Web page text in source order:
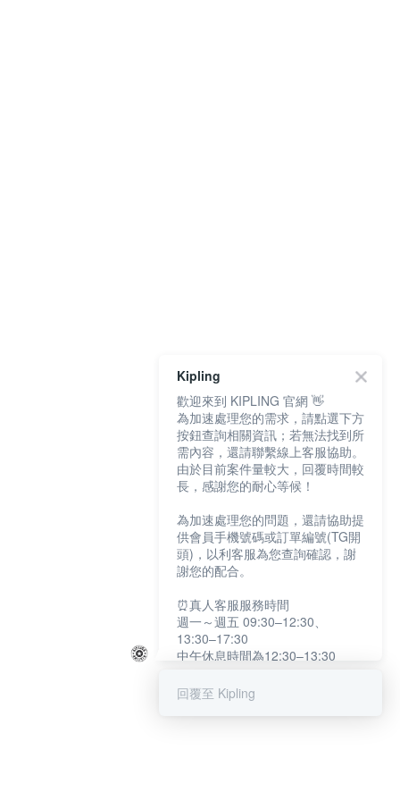
Kipling
歡迎來到 KIPLING 官網 👋
為加速處理您的需求，請點選下方
按鈕查詢相關資訊；若無法找到所
需內容，還請聯繫線上客服協助。
由於目前案件量較大，回覆時間較
長，感謝您的耐心等候！
為加速處理您的問題，還請協助提
供會員手機號碼或訂單編號(TG開
頭)，以利客服為您查詢確認，謝
謝您的配合。
⏰真人客服服務時間
週一～週五 09:30–12:30、
13:30–17:30
中午休息時間為12:30–13:30
提醒您：系統會自動已讀訊息，如
回覆至 Kipling